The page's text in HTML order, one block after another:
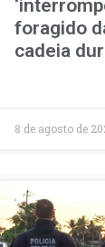
foragido
cadeia
8 de agosto de